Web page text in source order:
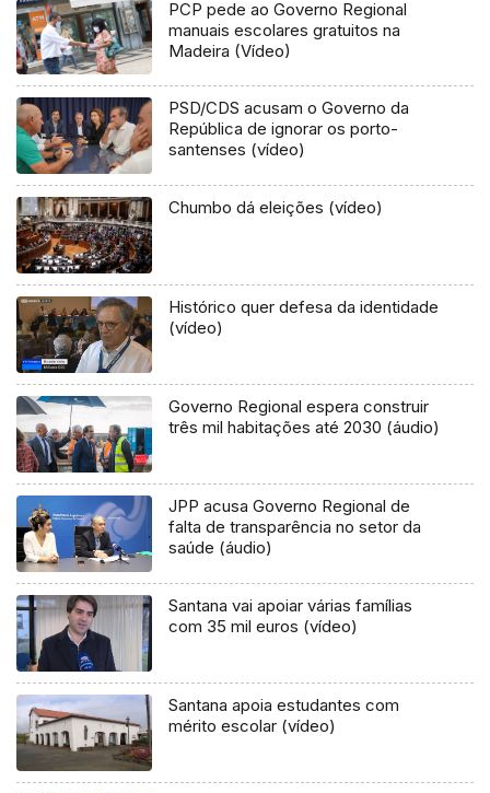
PCP pede ao Governo Regional
manuais escolares gratuitos na
Madeira (Vídeo)
PSD/CDS acusam o Governo da
República de ignorar os porto-
santenses (vídeo)
Chumbo dá eleições (vídeo)
Histórico quer defesa da identidade
(vídeo)
Governo Regional espera construir
três mil habitações até 2030 (áudio)
JPP acusa Governo Regional de
falta de transparência no setor da
saúde (áudio)
Santana vai apoiar várias famílias
com 35 mil euros (vídeo)
Santana apoia estudantes com
mérito escolar (vídeo)